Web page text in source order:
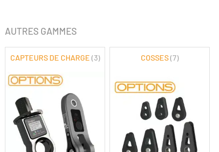
AUTRES GAMMES
CAPTEURS DE CHARGE (3) COSSES(7)